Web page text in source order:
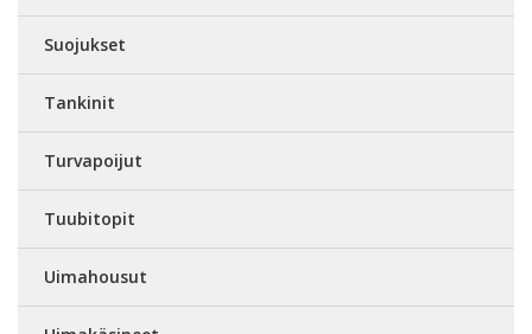
Suojukset
Tankinit
Turvapoijut
Tuubitopit
Uimahousut